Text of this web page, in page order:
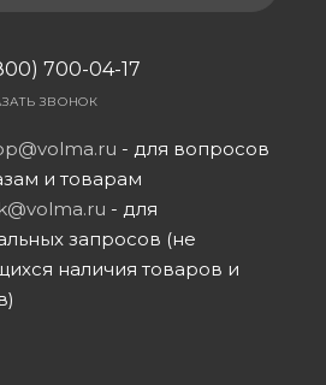
700-04-17
ЗВОНОК
- для вопросов
и товарам
- для
запросов (не
наличия товаров и